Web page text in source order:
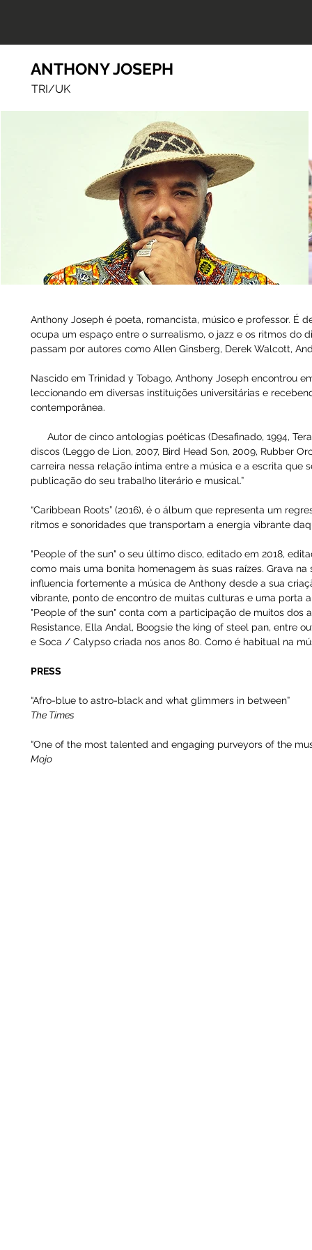
ANTHONY JOSEPH
TRI/UK
Anthony Joseph é poeta, romancista, músico e professor. É
ocupa um espaço entre o surrealismo, o jazz e os ritmos do
passam por autores como Allen Ginsberg, Derek Walcott,
Nascido em Trinidad y Tobago, Anthony Joseph encontrou
leccionando em diversas instituições universitárias e
contemporânea.
Autor de cinco antologías poéticas (Desafinado, 1994,
discos (Leggo de Lion, 2007, Bird Head Son, 2009, Rubber
carreira nessa relação íntima entre a música e a escrita
publicação do seu trabalho literário e musical.”
“Caribbean Roots” (2016), é o álbum que representa um
ritmos e sonoridades que transportam a energia vibrante
"People of the sun" o seu último disco, editado em 2018,
como mais uma bonita homenagem às suas raízes. Grava
influencia fortemente a música de Anthony desde a sua
vibrante, ponto de encontro de muitas culturas e uma porta
"People of the sun" conta com a participação de muitos dos
Resistance, Ella Andal, Boogsie the king of steel pan, entre
e Soca / Calypso criada nos anos 80. Como é habitual na
PRESS
“Afro-blue to astro-black and what glimmers in between”
The Times
“One of the most talented and engaging purveyors of the
Mojo